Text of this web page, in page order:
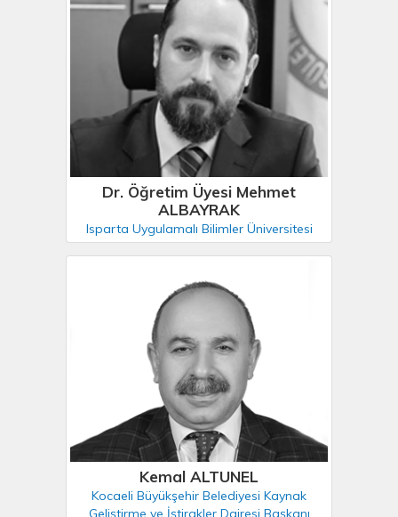
Dr. Öğretim Üyesi Mehmet
ALBAYRAK
Isparta Uygulamalı Bilimler Üniversitesi
Kemal ALTUNEL
Kocaeli Büyükşehir Belediyesi Kaynak
Geliştirme ve İştirakler Dairesi Başkanı